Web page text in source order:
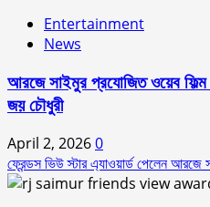
Entertainment
News
আরজে সাইমুর প্রযোজিত ওয়েব ফিল্ম
জয় চৌধুরী
April 2, 20260
ফ্রেন্ডস ভিউ স্টার এ্যাওয়ার্ড পেলেন আরজে